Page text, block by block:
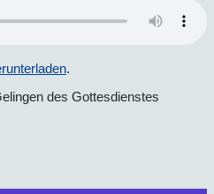
.
des Gottesdienstes